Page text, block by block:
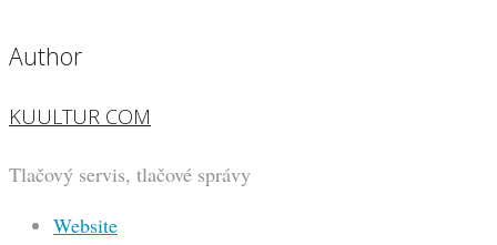
Author
KUULTUR COM
Tlačový servis, tlačové správy
Website